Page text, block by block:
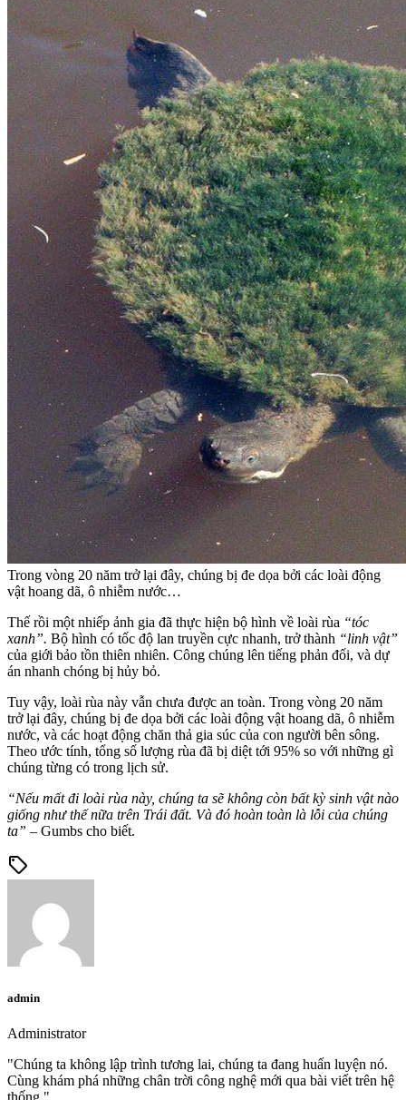
Trong vòng 20 năm trở lại đây, chúng bị đe dọa bởi các loài động
vật hoang dã, ô nhiễm nước…
Thế rồi một nhiếp ảnh gia đã thực hiện bộ hình về loài rùa “tóc
xanh”. Bộ hình có tốc độ lan truyền cực nhanh, trở thành “linh vật”
của giới bảo tồn thiên nhiên. Công chúng lên tiếng phản đối, và dự
án nhanh chóng bị hủy bỏ.
Tuy vậy, loài rùa này vẫn chưa được an toàn. Trong vòng 20 năm
trở lại đây, chúng bị đe dọa bởi các loài động vật hoang dã, ô nhiễm
nước, và các hoạt động chăn thả gia súc của con người bên sông.
Theo ước tính, tổng số lượng rùa đã bị diệt tới 95% so với những gì
chúng từng có trong lịch sử.
“Nếu mất đi loài rùa này, chúng ta sẽ không còn bất kỳ sinh vật nào
giống như thế nữa trên Trái đất. Và đó hoàn toàn là lỗi của chúng
ta” – Gumbs cho biết.
sell
admin
Administrator
"Chúng ta không lập trình tương lai, chúng ta đang huấn luyện nó.
Cùng khám phá những chân trời công nghệ mới qua bài viết trên hệ
thống."